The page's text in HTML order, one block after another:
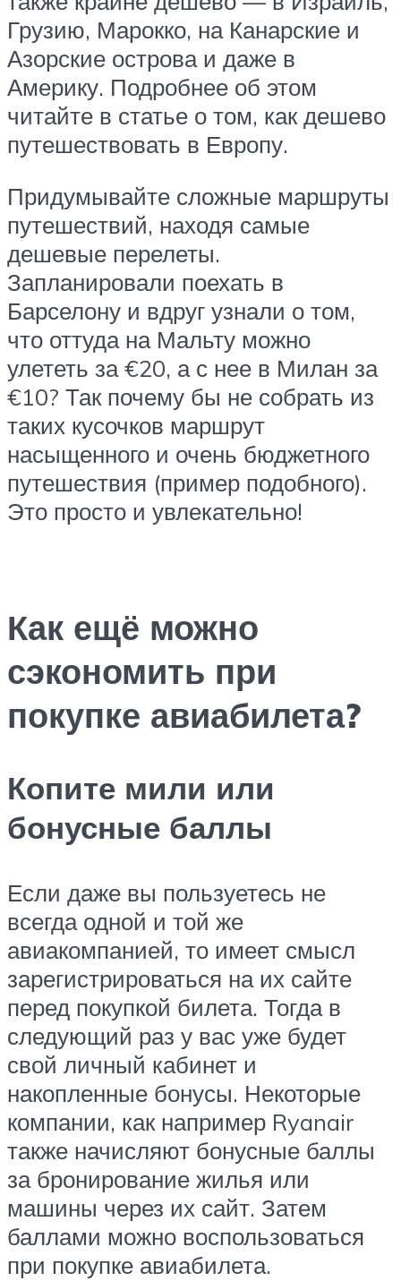
Грузию, Марокко, на Канарские и
Азорские острова и даже в
Америку. Подробнее об этом
читайте в статье о том, как дешево
путешествовать в Европу.
Придумывайте сложные маршруты
путешествий, находя самые
дешевые перелеты.
Запланировали поехать в
Барселону и вдруг узнали о том,
что оттуда на Мальту можно
улететь за €20, а с нее в Милан за
€10? Так почему бы не собрать из
таких кусочков маршрут
насыщенного и очень бюджетного
путешествия (пример подобного).
Это просто и увлекательно!
Как ещё можно
сэкономить при
покупке авиабилета?
Копите мили или
бонусные баллы
Если даже вы пользуетесь не
всегда одной и той же
авиакомпанией, то имеет смысл
зарегистрироваться на их сайте
перед покупкой билета. Тогда в
следующий раз у вас уже будет
свой личный кабинет и
накопленные бонусы. Некоторые
компании, как например Ryanair
также начисляют бонусные баллы
за бронирование жилья или
машины через их сайт. Затем
баллами можно воспользоваться
при покупке авиабилета.